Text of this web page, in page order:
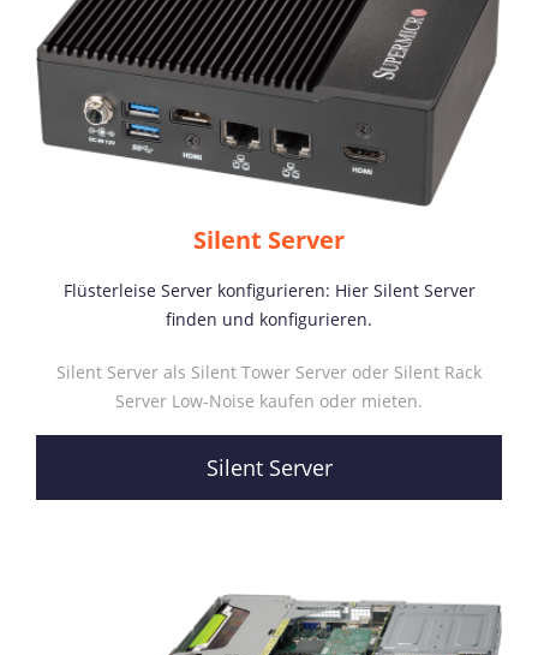
Silent Server
Flüsterleise Server konfigurieren: Hier Silent Server
finden und konfigurieren.
Silent Server als Silent Tower Server oder Silent Rack
Server Low-Noise kaufen oder mieten.
Silent Server